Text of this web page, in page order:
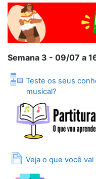
Semana 3 - 09/07 a
Teste os seus
musical?
Lição
Veja o que você vai